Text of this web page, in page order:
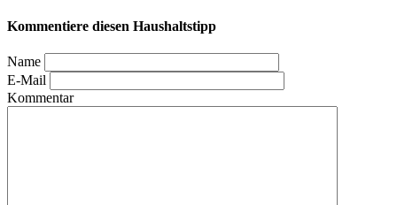
Kommentiere diesen Haushaltstipp
Name
E-Mail
Kommentar